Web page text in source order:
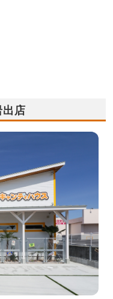
店